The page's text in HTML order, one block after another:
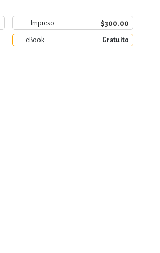
Impreso $300.00
eBook Gratuito